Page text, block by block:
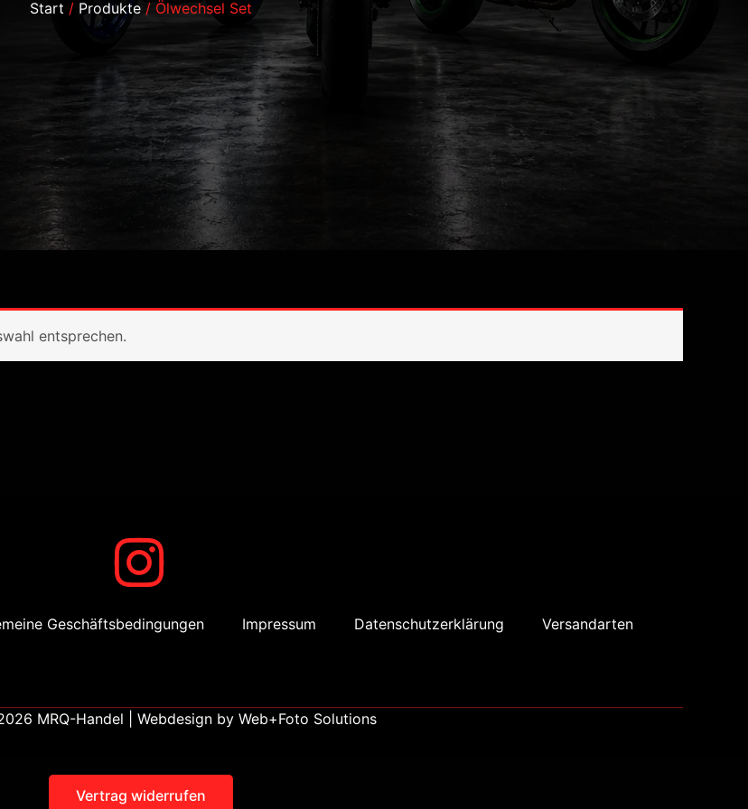
Start Produkte Ölwechsel Set
entsprechen.
Geschäftsbedingungen Impressum Datenschutzerklärung Versandarten
MRQ-Handel | Webdesign by Web+Foto Solutions
Vertrag widerrufen